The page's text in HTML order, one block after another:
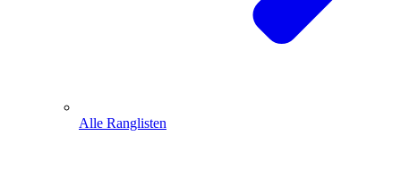
Alle Ranglisten